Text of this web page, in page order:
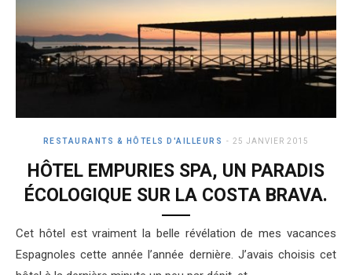
RESTAURANTS & HÔTELS D'AILLEURS 25 JANVIER 2015
HÔTEL EMPURIES SPA, UN PARADIS
ÉCOLOGIQUE SUR LA COSTA BRAVA.
Cet hôtel est vraiment la belle révélation de mes vacances
Espagnoles cette année l’année dernière. J’avais choisis cet